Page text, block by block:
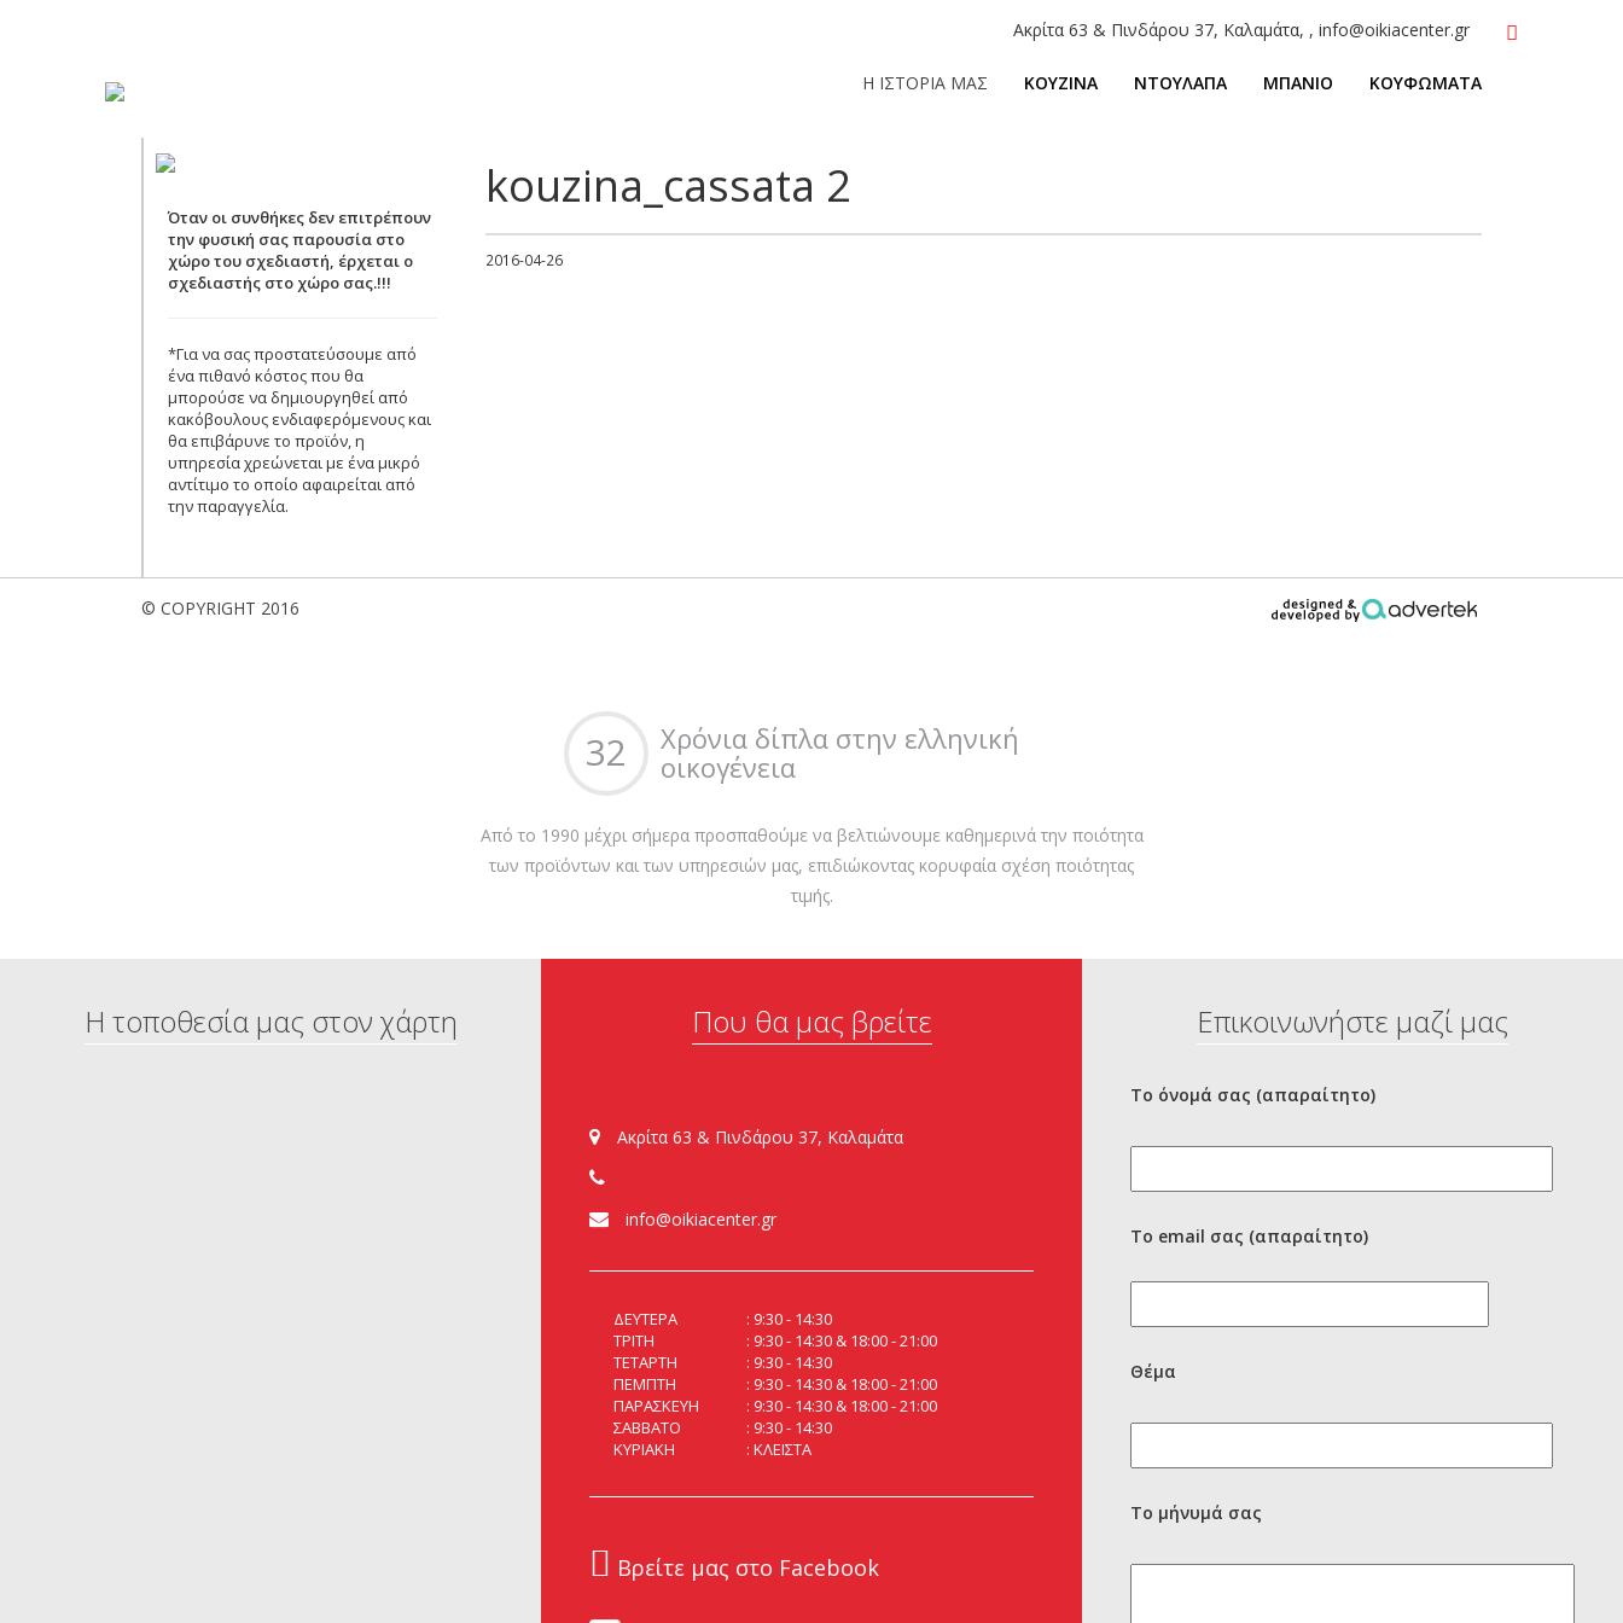
Ακρίτα 63 & Πινδάρου 37, Καλαμάτα, , info@oikiacenter.gr
Η ΙΣΤΟΡΙΑ ΜΑΣ ΚΟΥΖΙΝΑ ΝΤΟΥΛΑΠΑ ΜΠΑΝΙΟ ΚΟΥΦΩΜΑΤΑ
Όταν οι συνθήκες δεν επιτρέπουν
την φυσική σας παρουσία στο
χώρο του σχεδιαστή, έρχεται ο
σχεδιαστής στο χώρο σας.!!!
*Για να σας προστατεύσουμε από
ένα πιθανό κόστος που θα
μπορούσε να δημιουργηθεί από
κακόβουλους ενδιαφερόμενους και
θα επιβάρυνε το προϊόν, η
υπηρεσία χρεώνεται με ένα μικρό
αντίτιμο το οποίο αφαιρείται από
την παραγγελία.
kouzina_cassata 2
2016-04-26
© COPYRIGHT 2016
32
Χρόνια δίπλα στην ελληνική
οικογένεια
Από το 1990 μέχρι σήμερα προσπαθούμε να βελτιώνουμε καθημερινά την ποιότητα
των προϊόντων και των υπηρεσιών μας, επιδιώκοντας κορυφαία σχέση ποιότητας
τιμής.
Η τοποθεσία μας στον χάρτη Που θα μας βρείτε
Ακρίτα 63 & Πινδάρου 37, Καλαμάτα
info@oikiacenter.gr
ΔΕΥΤΕΡΑ
9:30 - 14:30
ΤΡΙΤΗ
9:30 - 14:30 & 18:00 - 21:00
ΤΕΤΑΡΤΗ
9:30 - 14:30
ΠΕΜΠΤΗ
9:30 - 14:30 & 18:00 - 21:00
ΠΑΡΑΣΚΕΥΗ
9:30 - 14:30 & 18:00 - 21:00
ΣΑΒΒΑΤΟ
9:30 - 14:30
ΚΥΡΙΑΚΗ
ΚΛΕΙΣΤΑ
Βρείτε μας στο Facebook
Επικοινωνήστε μαζί μας
Το όνομά σας (απαραίτητο)
Το email σας (απαραίτητο)
Θέμα
Το μήνυμά σας